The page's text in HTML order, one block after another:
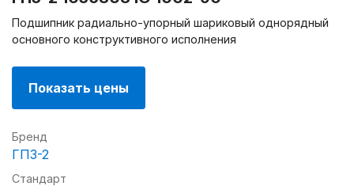
Подшипник радиально-упорный шариковый однорядный
основного конструктивного исполнения
Показать цены
Бренд
ГПЗ-2
Стандарт